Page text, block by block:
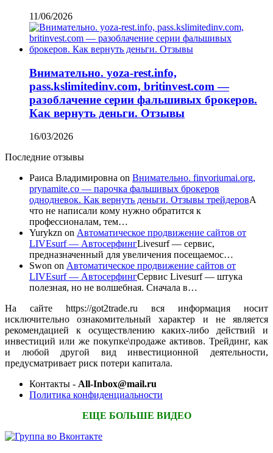
11/06/2026
Внимательно. yoza-rest.info,
pass.kslimitedinv.com, britinvest.com —
разоблачение серии фальшивых брокеров.
Как вернуть деньги. Отзывы
16/03/2026
Последние отзывы
Раиса Владимировна on Внимательно. finvoriumai.org,
prynamite.co — парочка фальшивых брокеров
однодневок. Как вернуть деньги. Отзывы трейдеровА
что не написали кому нужно обратится к
профессионалам, тем…
Yurykzn on Автоматическое продвижение сайтов от
LIVEsurf — АвтосерфингLivesurf — сервис,
предназначенный для увеличения посещаемос…
Swon on Автоматическое продвижение сайтов от
LIVEsurf — АвтосерфингСервис Livesurf — штука
полезная, но не волшебная. Сначала в…
На сайте https://got2trade.ru вся информация носит
исключительно ознакомительный характер и не является
рекомендацией к осуществлению каких-либо действий и
инвестиций или же покупке\продаже активов. Трейдинг, как
и любой другой вид инвестиционной деятельности,
предусматривает риск потери капитала.
Контакты - All-Inbox@mail.ru
Политика конфиденциальности
ЕЩЕ БОЛЬШЕ ВИДЕО